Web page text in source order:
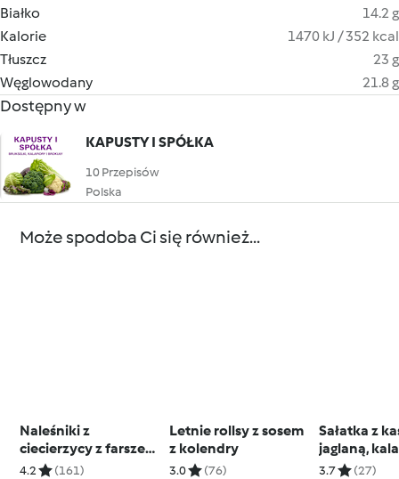
Białko
14.2 g
Kalorie
1470 kJ / 352 kcal
Tłuszcz
23 g
Węglowodany
21.8 g
Dostępny w
KAPUSTY I SPÓŁKA
10 Przepisów
Polska
Może spodoba Ci się również...
Naleśniki z
ciecierzycy z farszem
z suszonych
4.2 (161)
Letnie rollsy z sosem
z kolendry
3.0 (76)
Sałatka z
jaglaną,
szpinakiem
3.7 (27)